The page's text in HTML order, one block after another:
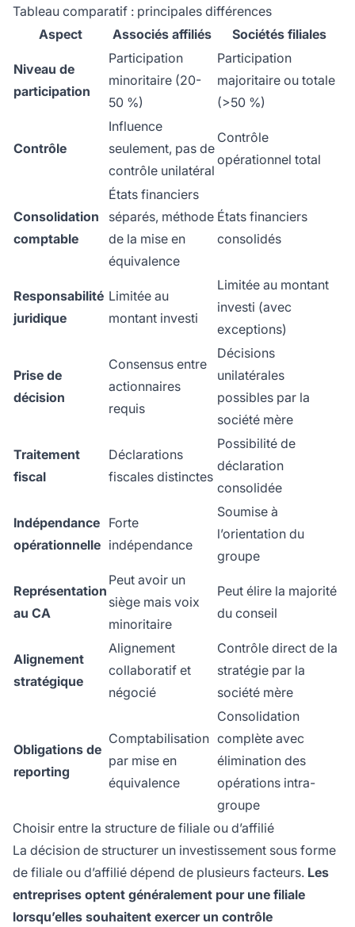
Tableau comparatif : principales différences
Aspect
Associés affiliés Sociétés filiales
Niveau de
participation
Participation
minoritaire (20-
50 %)
Participation
majoritaire ou totale
(>50 %)
Contrôle
Influence
seulement, pas de
contrôle unilatéral
Contrôle
opérationnel total
Consolidation
comptable
États financiers
séparés, méthode
de la mise en
équivalence
États financiers
consolidés
Responsabilité
juridique
Limitée au
montant investi
Limitée au montant
investi (avec
exceptions)
Prise de
décision
Consensus entre
actionnaires
requis
Décisions
unilatérales
possibles par la
société mère
Traitement
fiscal
Déclarations
fiscales distinctes
Possibilité de
déclaration
consolidée
Indépendance
opérationnelle
Forte
indépendance
Soumise à
l’orientation du
groupe
Représentation
au CA
Peut avoir un
siège mais voix
minoritaire
Peut élire la majorité
du conseil
Alignement
stratégique
Alignement
collaboratif et
négocié
Contrôle direct de la
stratégie par la
société mère
Obligations de
reporting
Comptabilisation
par mise en
équivalence
Consolidation
complète avec
élimination des
opérations intra-
groupe
Choisir entre la structure de filiale ou d’affilié
La décision de structurer un investissement sous forme
de filiale ou d’affilié dépend de plusieurs facteurs. Les
entreprises optent généralement pour une filiale
lorsqu’elles souhaitent exercer un contrôle